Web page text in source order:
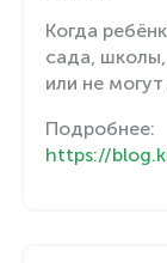
Когда
сада,
или не
Подробнее:
https://